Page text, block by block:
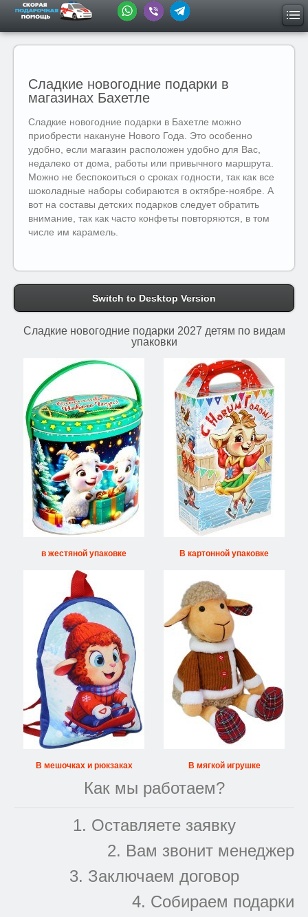
Сладкие новогодние подарки в
магазинах Бахетле
Сладкие новогодние подарки в Бахетле можно
приобрести накануне Нового Года. Это особенно
удобно, если магазин расположен удобно для Вас,
недалеко от дома, работы или привычного маршрута.
Можно не беспокоиться о сроках годности, так как все
шоколадные наборы собираются в октябре-ноябре. А
вот на составы детских подарков следует обратить
внимание, так как часто конфеты повторяются, в том
числе им карамель.
Switch to Desktop Version
Сладкие новогодние подарки 2027 детям по видам
упаковки
в жестяной упаковке В картонной упаковке
В мешочках и рюкзаках В мягкой игрушке
Как мы работаем?
1. Оставляете заявку
2. Вам звонит менеджер
3. Заключаем договор
4. Собираем подарки